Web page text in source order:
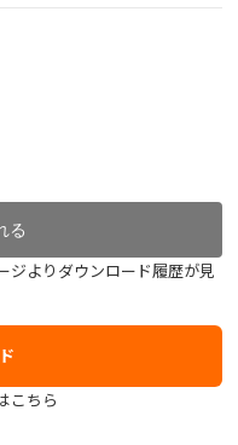
よりダウンロード履歴が見
ちら